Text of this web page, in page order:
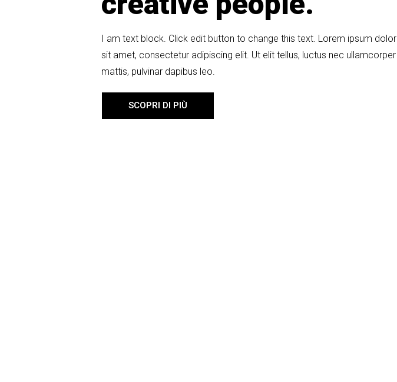
I am text block. Click edit button to change this text. Lorem ipsum dolor
sit amet, consectetur adipiscing elit. Ut elit tellus, luctus nec ullamcorper
mattis, pulvinar dapibus leo.
SCOPRI DI PIÙ